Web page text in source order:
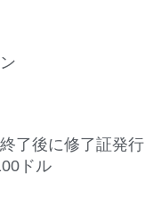
了後に修了証発行
ドル